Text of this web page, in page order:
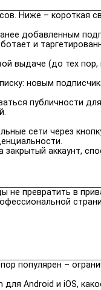
Ниже – короткая
добавленным
и
выдаче (до тех пор,
новым
публичности
сети через
аккаунт,
не превратить в
популярен –
Android и iOS,